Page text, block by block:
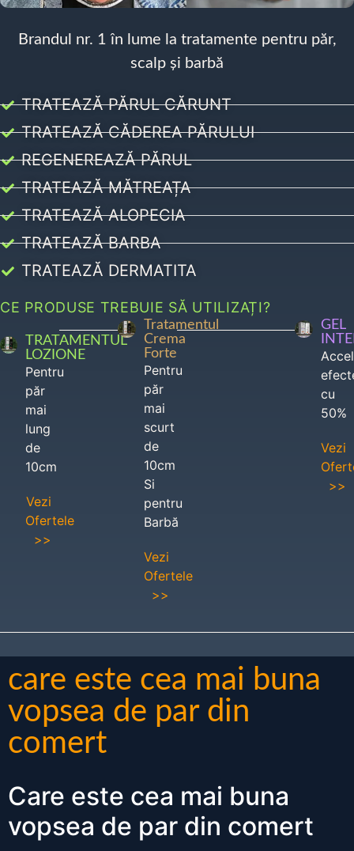
Brandul nr. 1 în lume la tratamente pentru păr,
scalp și barbă
TRATEAZĂ PĂRUL CĂRUNT
TRATEAZĂ CĂDEREA PĂRULUI
REGENEREAZĂ PĂRUL
TRATEAZĂ MĂTREAȚA
TRATEAZĂ ALOPECIA
TRATEAZĂ BARBA
TRATEAZĂ DERMATITA
CE PRODUSE TREBUIE SĂ UTILIZAȚI?
TRATAMENTUL
LOZIONE
Pentru
păr
mai
lung
de
10cm
Vezi
Ofertele
>>
Tratamentul
Crema
Forte
Pentru
păr
mai
scurt
de
10cm
Si
pentru
Barbă
Vezi
Ofertele
>>
GEL
cu
50%
Vezi
>>
care este cea mai buna
vopsea de par din
comert
Care este cea mai buna
vopsea de par din comert